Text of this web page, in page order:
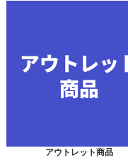
アウトレット商品